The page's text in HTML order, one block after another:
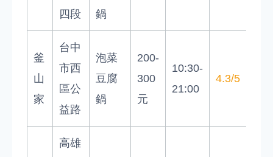
四段
鍋
釜
山
家
台中
市西
區公
益路
泡菜
豆腐
鍋
200-
300
元
10:30-
21:00
4.3/5
高雄